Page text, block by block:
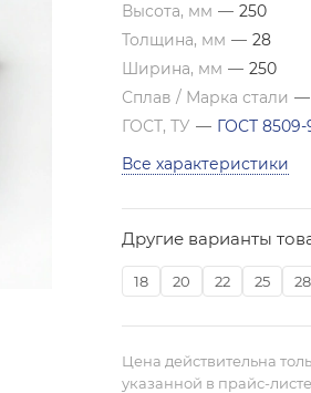
Высота, мм — 250
Толщина, мм — 28
Ширина, мм — 250
Сплав / Марка стали —
ГОСТ, ТУ — ГОСТ 8509-
Все характеристики
Другие варианты
18 20 22 25 28
Цена действительна
указанной в прайс-листе